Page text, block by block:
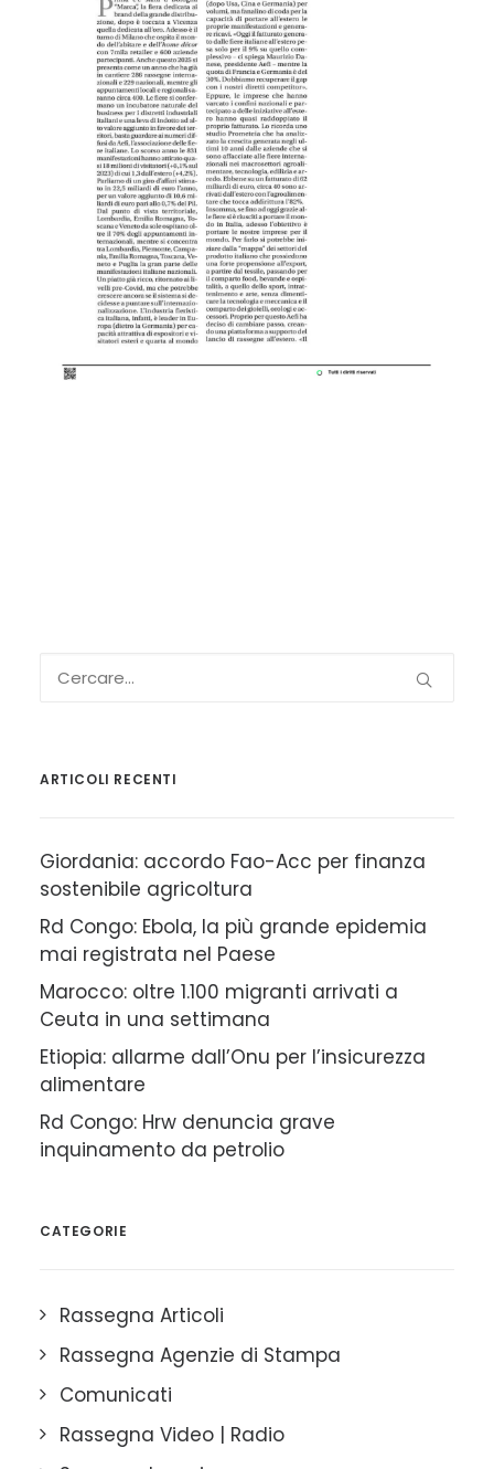
ARTICOLI RECENTI
Giordania: accordo Fao-Acc per finanza
sostenibile agricoltura
Rd Congo: Ebola, la più grande epidemia
mai registrata nel Paese
Marocco: oltre 1.100 migranti arrivati a
Ceuta in una settimana
Etiopia: allarme dall’Onu per l’insicurezza
alimentare
Rd Congo: Hrw denuncia grave
inquinamento da petrolio
CATEGORIE
Rassegna Articoli
Rassegna Agenzie di Stampa
Comunicati
Rassegna Video | Radio